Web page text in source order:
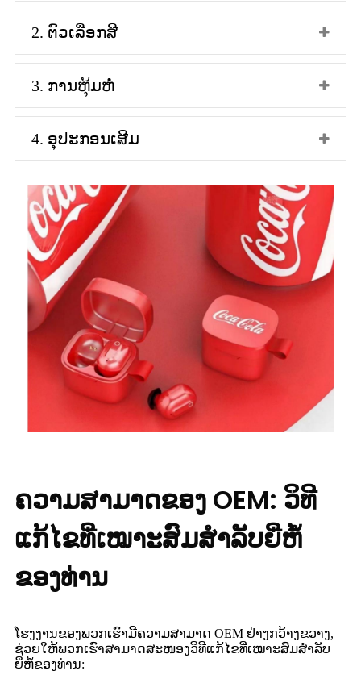
2. ຕົວເລືອກສີ
3. ການຫຸ້ມຫໍ່
4. ອຸປະກອນເສີມ
ຄວາມສາມາດຂອງ OEM: ວິທີ
ແກ້ໄຂທີ່ເໝາະສົມສຳລັບຍີ່ຫໍ້
ຂອງທ່ານ
ໂຮງງານຂອງພວກເຮົາມີຄວາມສາມາດ OEM ຢ່າງກວ້າງຂວາງ,
ຊ່ວຍໃຫ້ພວກເຮົາສາມາດສະໜອງວິທີແກ້ໄຂທີ່ເໝາະສົມສຳລັບ
ຍີ່ຫໍ້ຂອງທ່ານ: